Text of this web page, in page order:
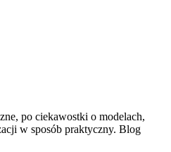
po ciekawostki o modelach,
w sposób praktyczny. Blog